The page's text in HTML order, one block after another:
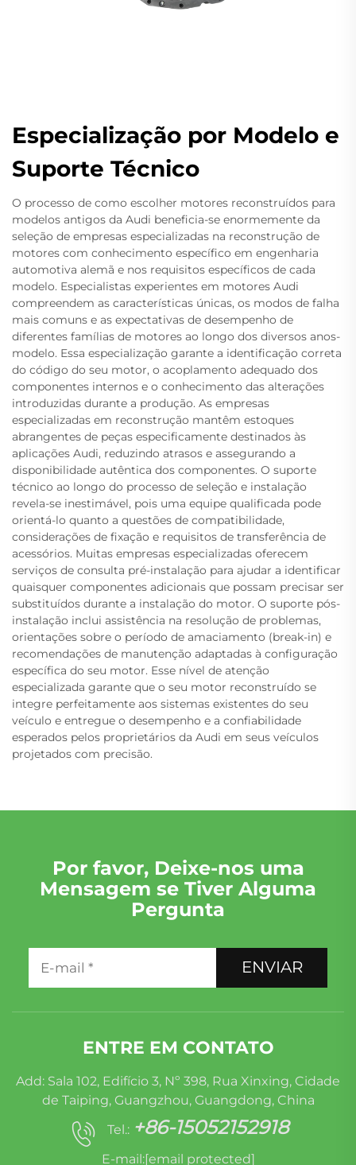
Especialização por Modelo e
Suporte Técnico
O processo de como escolher motores reconstruídos para
modelos antigos da Audi beneficia-se enormemente da
seleção de empresas especializadas na reconstrução de
motores com conhecimento específico em engenharia
automotiva alemã e nos requisitos específicos de cada
modelo. Especialistas experientes em motores Audi
compreendem as características únicas, os modos de falha
mais comuns e as expectativas de desempenho de
diferentes famílias de motores ao longo dos diversos anos-
modelo. Essa especialização garante a identificação correta
do código do seu motor, o acoplamento adequado dos
componentes internos e o conhecimento das alterações
introduzidas durante a produção. As empresas
especializadas em reconstrução mantêm estoques
abrangentes de peças especificamente destinados às
aplicações Audi, reduzindo atrasos e assegurando a
disponibilidade autêntica dos componentes. O suporte
técnico ao longo do processo de seleção e instalação
revela-se inestimável, pois uma equipe qualificada pode
orientá-lo quanto a questões de compatibilidade,
considerações de fixação e requisitos de transferência de
acessórios. Muitas empresas especializadas oferecem
serviços de consulta pré-instalação para ajudar a identificar
quaisquer componentes adicionais que possam precisar ser
substituídos durante a instalação do motor. O suporte pós-
instalação inclui assistência na resolução de problemas,
orientações sobre o período de amaciamento (break-in) e
recomendações de manutenção adaptadas à configuração
específica do seu motor. Esse nível de atenção
especializada garante que o seu motor reconstruído se
integre perfeitamente aos sistemas existentes do seu
veículo e entregue o desempenho e a confiabilidade
esperados pelos proprietários da Audi em seus veículos
projetados com precisão.
Por favor, Deixe-nos uma
Mensagem se Tiver Alguma
Pergunta
ENVIAR
ENTRE EM CONTATO
Add: Sala 102, Edifício 3, Nº 398, Rua Xinxing, Cidade
de Taiping, Guangzhou, Guangdong, China
Tel.: +86-15052152918
E-mail:[email protected]